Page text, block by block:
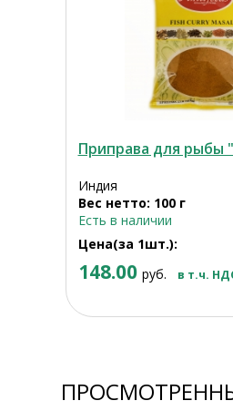
Приправа для рыбы
Индия
Вес нетто: 100 г
Есть в наличии
Цена(за 1шт.):
148.00 руб. в т.ч.